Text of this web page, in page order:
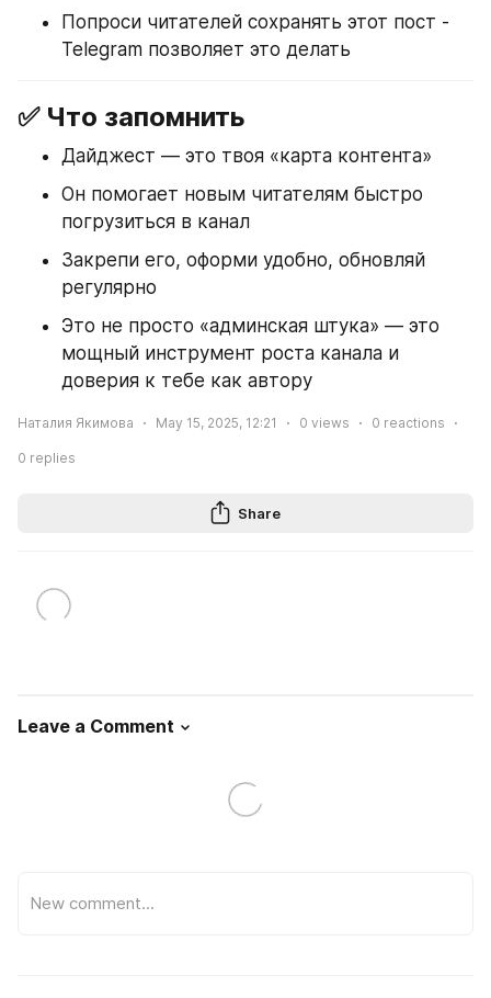
Попроси читателей сохранять этот пост -
Telegram позволяет это делать
✅ Что запомнить
Дайджест — это твоя «карта контента»
Он помогает новым читателям быстро
погрузиться в канал
Закрепи его, оформи удобно, обновляй
регулярно
Это не просто «админская штука» — это
мощный инструмент роста канала и
доверия к тебе как автору
Наталия Якимова May 15, 2025, 12:21 0 views 0 reactions
0 replies
Share
Leave a Comment